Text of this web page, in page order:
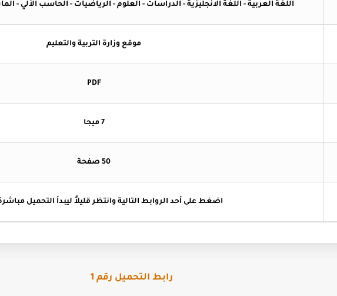
اللغة العربية - اللغة الانجليزية - الدراسات - العلوم - الرياضيات - الحاسب الآلي -
موقع وزارة التربية والتعليم
PDF
7 ميجا
50 صفحة
اضغط على أحد الروابط التالية وانتظر قليلاً ليبدأ التحميل
رابط التحميل رقم 1